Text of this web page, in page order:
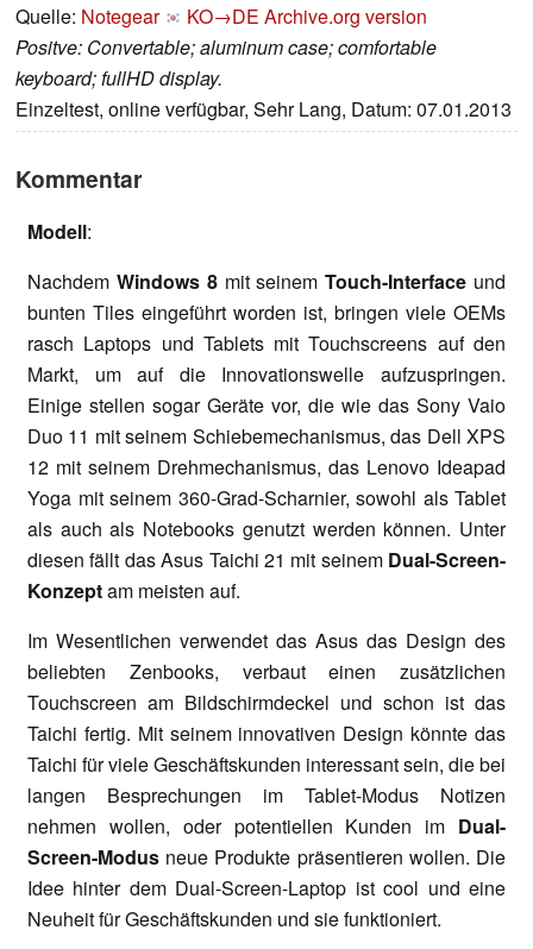
Quelle: Notegear KO→DE Archive.org version
Positve: Convertable; aluminum case; comfortable
keyboard; fullHD display.
Einzeltest, online verfügbar, Sehr Lang, Datum: 07.01.2013
Kommentar
Modell:
Nachdem Windows 8mit seinemTouch-Interface und
bunten Tiles eingeführt worden ist, bringen viele OEMs
rasch Laptops und Tablets mit Touchscreens auf den
Markt, um auf die Innovationswelle aufzuspringen.
Einige stellen sogar Geräte vor, die wie das Sony Vaio
Duo 11 mit seinem Schiebemechanismus, das Dell XPS
12 mit seinem Drehmechanismus, das Lenovo Ideapad
Yoga mit seinem 360-Grad-Scharnier, sowohl als Tablet
als auch als Notebooks genutzt werden können. Unter
diesen fällt das Asus Taichi 21 mit seinem Dual-Screen-
Konzeptam meisten auf.
Im Wesentlichen verwendet das Asus das Design des
beliebten Zenbooks, verbaut einen zusätzlichen
Touchscreen am Bildschirmdeckel und schon ist das
Taichi fertig. Mit seinem innovativen Design könnte das
Taichi für viele Geschäftskunden interessant sein, die bei
langen Besprechungen im Tablet-Modus Notizen
nehmen wollen, oder potentiellen Kunden im Dual-
Screen-Modus neue Produkte präsentieren wollen. Die
Idee hinter dem Dual-Screen-Laptop ist cool und eine
Neuheit für Geschäftskunden und sie funktioniert.